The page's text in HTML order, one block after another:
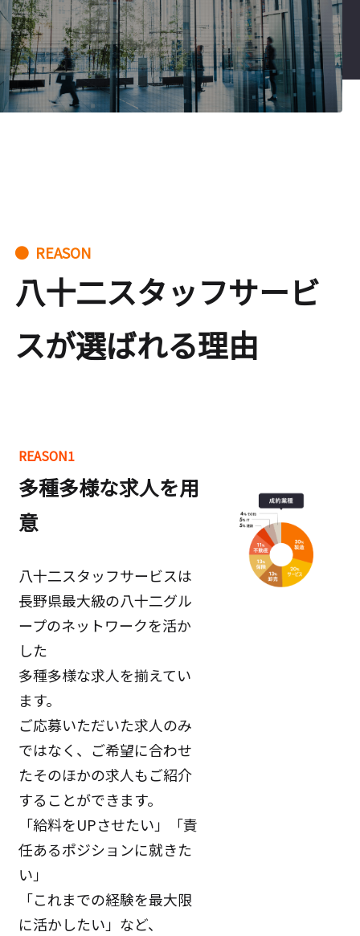
● REASON
八十二スタッフサービ
スが選ばれる理由
REASON1
多種多様な求人を用
意
八十二スタッフサービスは
長野県最大級の八十二グル
ープのネットワークを活か
した
多種多様な求人を揃えてい
ます。
ご応募いただいた求人のみ
ではなく、ご希望に合わせ
たそのほかの求人もご紹介
することができます。
「給料をUPさせたい」「責
任あるポジションに就きた
い」
「これまでの経験を最大限
に活かしたい」など、